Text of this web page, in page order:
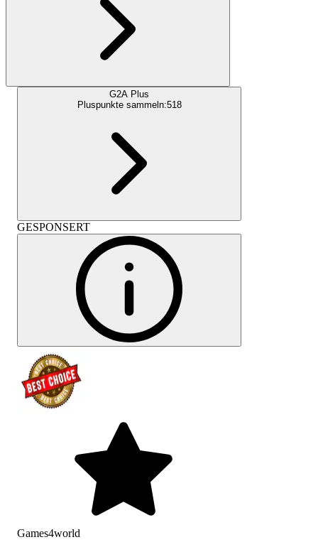
G2A Plus
Pluspunkte sammeln:518
GESPONSERT
Games4world